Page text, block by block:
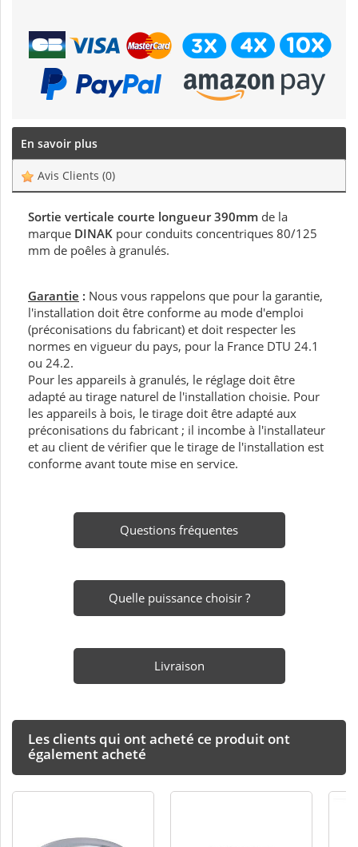
En savoir plus
Avis Clients (0)
Sortie verticale courte longueur 390mm de la
marque DINAK pour conduits concentriques 80/125
mm de poêles à granulés.
Garantie : Nous vous rappelons que pour la garantie,
l'installation doit être conforme au mode d'emploi
(préconisations du fabricant) et doit respecter les
normes en vigueur du pays, pour la France DTU 24.1
ou 24.2.
Pour les appareils à granulés, le réglage doit être
adapté au tirage naturel de l'installation choisie. Pour
les appareils à bois, le tirage doit être adapté aux
préconisations du fabricant ; il incombe à l'installateur
et au client de vérifier que le tirage de l'installation est
conforme avant toute mise en service.
Questions fréquentes
Quelle puissance choisir ?
Livraison
Les clients qui ont acheté ce produit ont
également acheté